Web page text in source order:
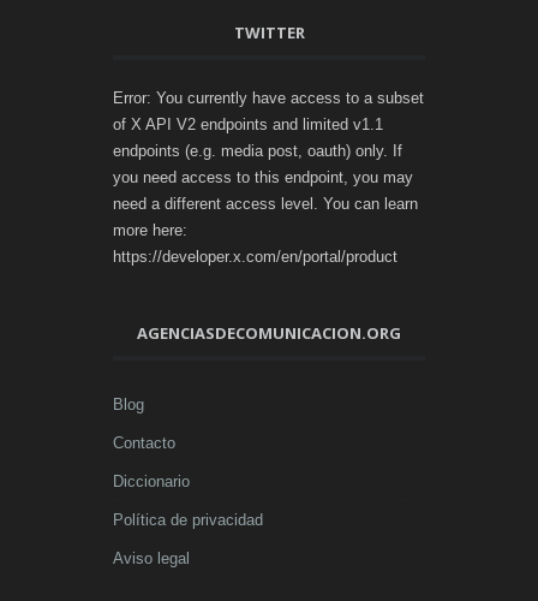
TWITTER
Error: You currently have access to a subset
of X API V2 endpoints and limited v1.1
endpoints (e.g. media post, oauth) only. If
you need access to this endpoint, you may
need a different access level. You can learn
more here:
https://developer.x.com/en/portal/product
AGENCIASDECOMUNICACION.ORG
Blog
Contacto
Diccionario
Política de privacidad
Aviso legal